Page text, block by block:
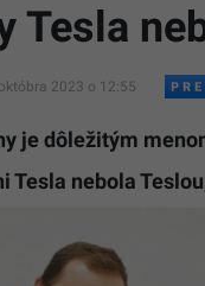
Tesla
2023 o 12:55
je dôležitým
Tesla nebola